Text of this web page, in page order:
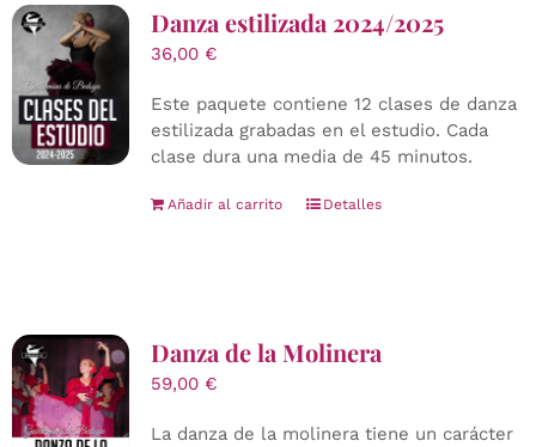
Danza estilizada 2024/2025
36,00 €
Este paquete contiene 12 clases de danza
estilizada grabadas en el estudio. Cada
clase dura una media de 45 minutos.
Añadir al carrito Detalles
Danza de la Molinera
59,00 €
La danza de la molinera tiene un carácter